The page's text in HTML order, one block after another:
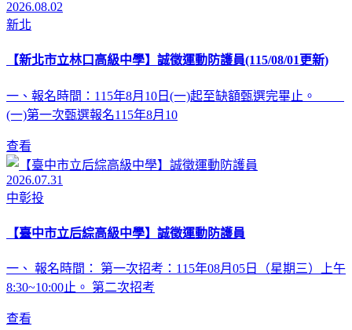
2026.08.02
新北
【新北市立林口高級中學】誠徵運動防護員(115/08/01更新)
一、報名時間：115年8月10日(一)起至缺額甄選完畢止。
(一)第一次甄選報名115年8月10
查看
2026.07.31
中彰投
【臺中市立后綜高級中學】誠徵運動防護員
一、 報名時間： 第一次招考：115年08月05日（星期三）上午
8:30~10:00止。 第二次招考
查看